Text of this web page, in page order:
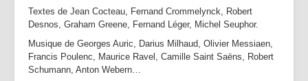
Textes de Jean Cocteau, Fernand Crommelynck, Robert
Desnos, Graham Greene, Fernand Léger, Michel Seuphor.
Musique de Georges Auric, Darius Milhaud, Olivier Messiaen,
Francis Poulenc, Maurice Ravel, Camille Saint Saëns, Robert
Schumann, Anton Webern…